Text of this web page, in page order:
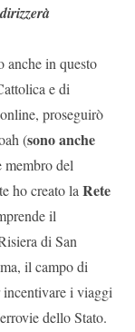
anche in questo
e di
proseguirò
(sono anche
membro del
ho creato laRete
il
di San
il campo di
i viaggi
dello Stato.